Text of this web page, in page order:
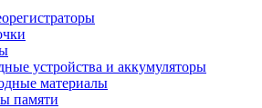
устройства и аккумуляторы
материалы
памяти